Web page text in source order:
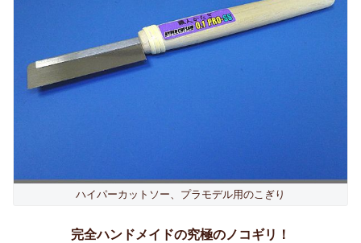
ハイパーカットソー、プラモデル用のこぎり
完全ハンドメイドの究極のノコギリ！